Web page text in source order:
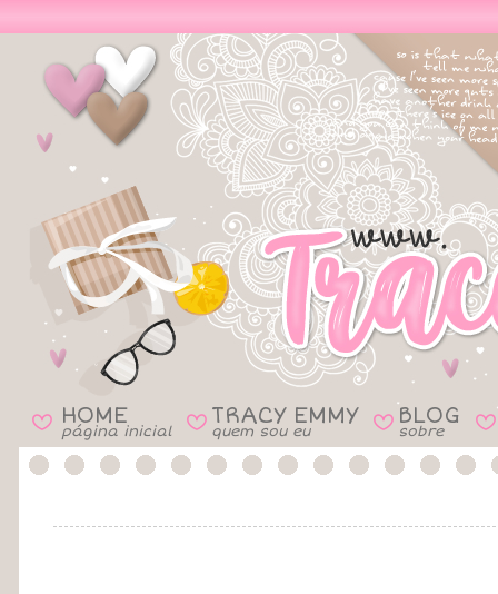
B HOME
página inicial B TRACY EMMY
quem sou eu B BLOG
sobre B